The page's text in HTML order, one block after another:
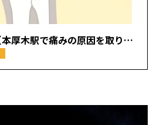
手首の構造について【本厚木駅で痛みの原因を取り除く あかつき整骨院】